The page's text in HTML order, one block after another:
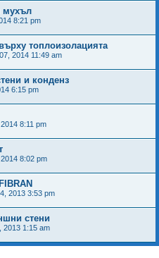
мухъл
8:21 pm
топлоизолацията
2014 11:49 am
и конденз
6:15 pm
8:11 pm
8:02 pm
2013 3:53 pm
стени
2013 1:15 am